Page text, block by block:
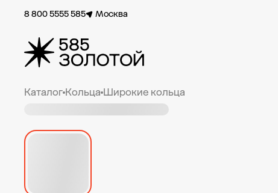
8 800 5555 585 Москва
Каталог Кольца Широкие кольца